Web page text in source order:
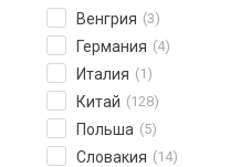
Венгрия (3)
Германия (4)
Италия (1)
Китай (128)
Польша (5)
Словакия (14)